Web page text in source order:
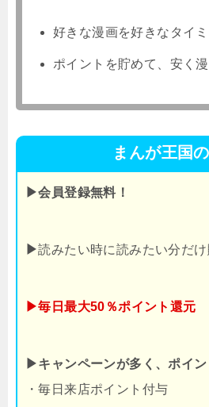
好きな漫画を好きなタイ
ポイントを貯めて、安く
まんが王国
▶会員登録無料！
▶読みたい時に読みたい分だけ
▶毎日最大50％ポイント還元
▶キャンペーンが多く、ポイ
・毎日来店ポイント付与